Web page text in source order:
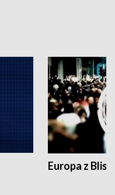
Europa z